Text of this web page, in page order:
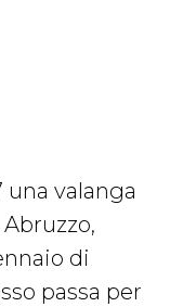
una valanga
di
passa per